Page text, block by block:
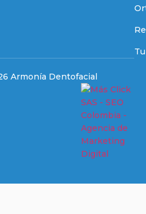
Armonía Dentofacial